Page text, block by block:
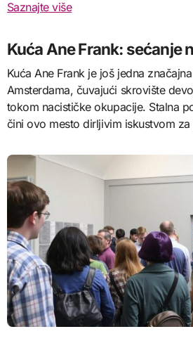
Saznajte više
Kuća Ane Frank: sećanje
Kuća Ane Frank je još jedna
Amsterdama, čuvajući skrovište
tokom nacističke okupacije. Stalna
čini ovo mesto dirljivim iskustvom